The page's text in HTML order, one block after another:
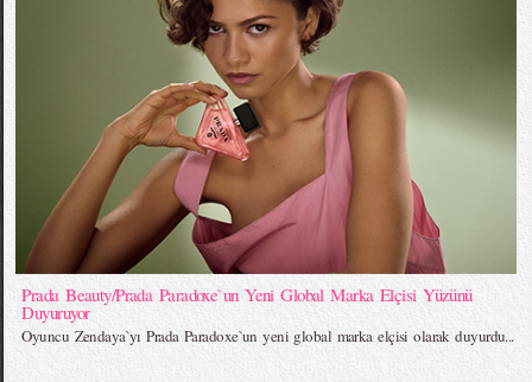
Prada Beauty/Prada Paradoxe`un Yeni Global Marka Elçisi Yüzünü
Duyuruyor
Oyuncu Zendaya`yı Prada Paradoxe`un yeni global marka elçisi olarak duyurdu...